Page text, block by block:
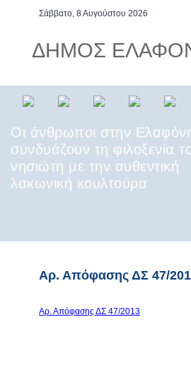
Σάββατο, 8 Αυγούστου 2026
ΔΗΜΟΣ
Οι άνθρωποι στην
συνδυάζουν τη φιλοξενία
νησιώτη με την αυθεντική
λακωνική κουλτούρα
υποθαλάσσια μνημεία
Αρ. Απόφασης ΔΣ 47/
Αρ. Απόφασης ΔΣ 47/2013